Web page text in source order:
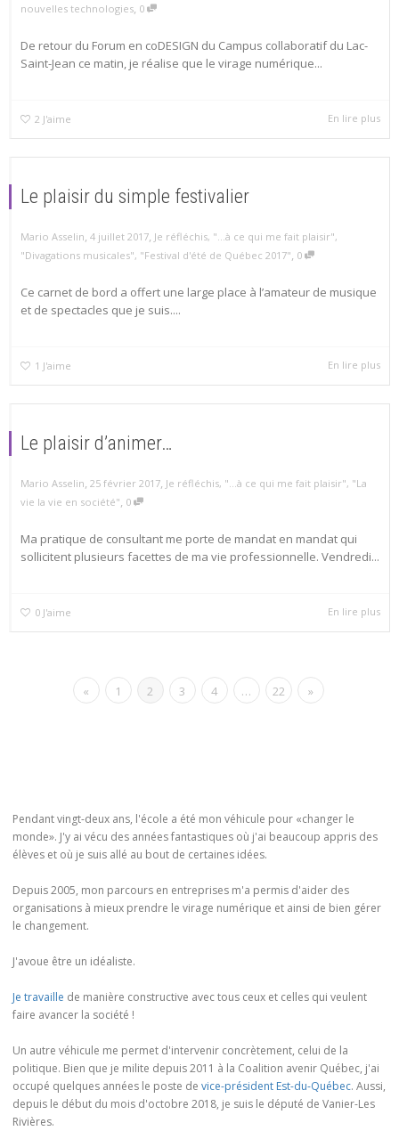
nouvelles technologies, 0
De retour du Forum en coDESIGN du Campus collaboratif du Lac-
Saint-Jean ce matin, je réalise que le virage numérique...
2 J'aime En lire plus
Le plaisir du simple festivalier
Mario Asselin, 4 juillet 2017, Je réfléchis, "...à ce qui me fait plaisir",
"Divagations musicales", "Festival d'été de Québec 2017", 0
Ce carnet de bord a offert une large place à l’amateur de musique
et de spectacles que je suis....
1 J'aime En lire plus
Le plaisir d’animer…
Mario Asselin, 25 février 2017, Je réfléchis, "...à ce qui me fait plaisir", "La
vie la vie en société", 0
Ma pratique de consultant me porte de mandat en mandat qui
sollicitent plusieurs facettes de ma vie professionnelle. Vendredi...
0 J'aime En lire plus
« 1 2 3 4 … 22 »
Pendant vingt-deux ans, l'école a été mon véhicule pour «changer le
monde». J'y ai vécu des années fantastiques où j'ai beaucoup appris des
élèves et où je suis allé au bout de certaines idées.
Depuis 2005, mon parcours en entreprises m'a permis d'aider des
organisations à mieux prendre le virage numérique et ainsi de bien gérer
le changement.
J'avoue être un idéaliste.
Je travaille de manière constructive avec tous ceux et celles qui veulent
faire avancer la société !
Un autre véhicule me permet d'intervenir concrètement, celui de la
politique. Bien que je milite depuis 2011 à la Coalition avenir Québec, j'ai
occupé quelques années le poste de vice-président Est-du-Québec. Aussi,
depuis le début du mois d'octobre 2018, je suis le député de Vanier-Les
Rivières.